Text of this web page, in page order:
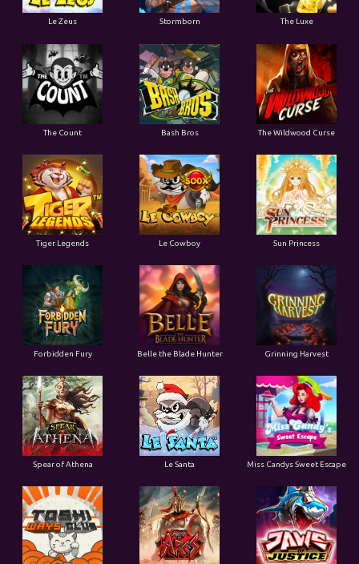
Le Zeus Stormborn The Luxe
The Count Bash Bros The Wildwood Curse
Tiger Legends Le Cowboy Sun Princess
Forbidden Fury Belle the Blade Hunter Grinning Harvest
Spear of Athena Le Santa Miss Candys Sweet Escape